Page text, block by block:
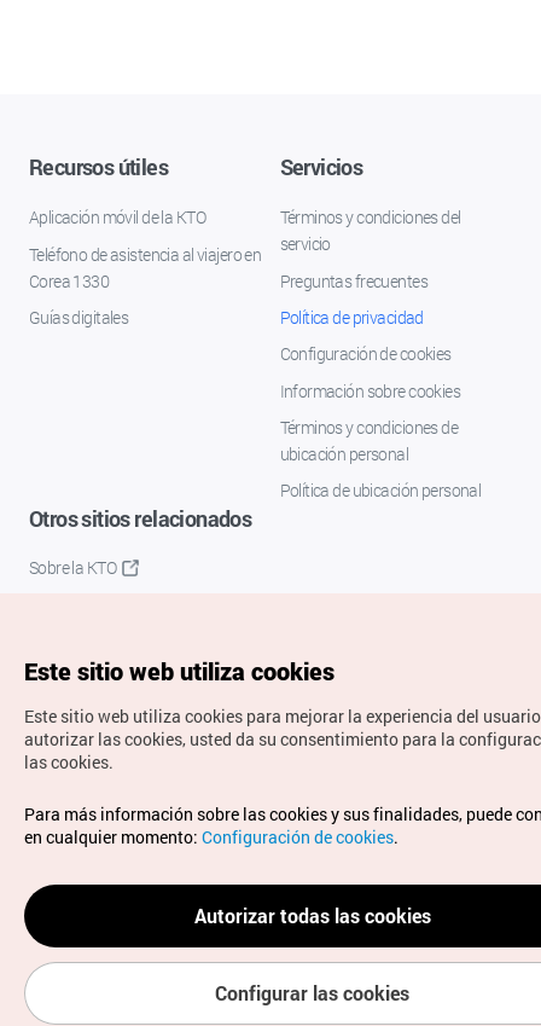
Recursos útiles
Aplicación móvil de la KTO
Teléfono de asistencia al viajero en
Corea 1330
Guías digitales
Servicios
Términos y condiciones del
servicio
Preguntas frecuentes
Política de privacidad
Configuración de cookies
Información sobre cookies
Términos y condiciones de
ubicación personal
Política de ubicación personal
Otros sitios relacionados
Sobre la KTO
Copyrights © Organización de Turismo de Corea. Todos los
derechos reservados.
Para informes de errores y cuestiones relacionadas con el
sitio web, dirija sus consultas al correoelectrónico oficial:
spanish@knto.or.kr
Este sitio web utiliza cookies
Este sitio web utiliza cookies para mejorar la experiencia del
autorizar las cookies, usted da su consentimiento para la
las cookies.
Para más información sobre las cookies y sus finalidades, puede
en cualquier momento: Configuración de cookies.
Autorizar todas las cookies
Configurar las cookies